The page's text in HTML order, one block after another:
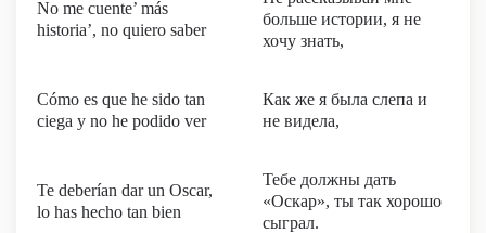
No me cuente’ más
historia’, no quiero saber
больше истории, я не
хочу знать,
Cómo es que he sido tan
ciega y no he podido ver
Как же я была слепа и
не видела,
Te deberían dar un Oscar,
lo has hecho tan bien
Тебе должны дать
«Оскар», ты так хорошо
сыграл.